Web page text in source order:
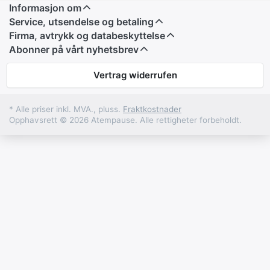
Informasjon om
Service, utsendelse og betaling
Firma, avtrykk og databeskyttelse
Abonner på vårt nyhetsbrev
Vertrag widerrufen
* Alle priser inkl. MVA., pluss. Fraktkostnader
Opphavsrett © 2026 Atempause. Alle rettigheter forbeholdt.